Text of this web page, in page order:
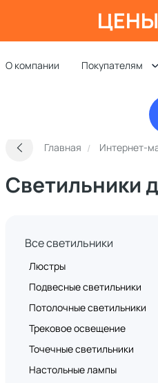
О компании Покупателям
Главная Интернет-
Светильники
Все светильники
Люстры
Подвесные светильники
Потолочные светильники
Трековое освещение
Точечные светильники
Настольные лампы